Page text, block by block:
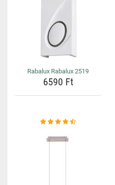
Rabalux Rabalux 2519
6590 Ft